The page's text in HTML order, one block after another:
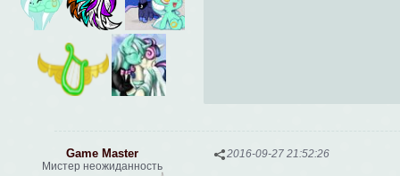
2016-09-27 21:52:26
Game Master
Мистер неожиданность